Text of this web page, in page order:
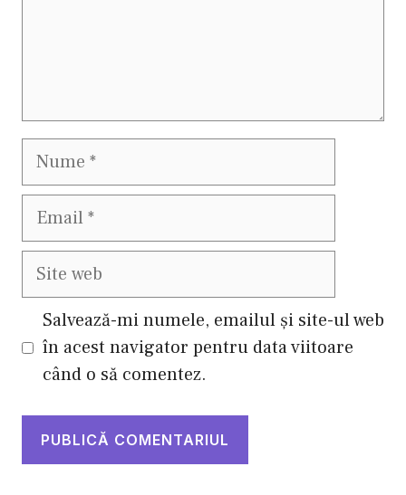
Nume
Email
Site
Salvează-mi numele, emailul și site-ul web
în acest navigator pentru data viitoare
când o să comentez.